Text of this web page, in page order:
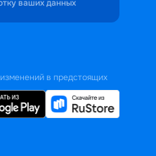
ваших данных
в предстоящих